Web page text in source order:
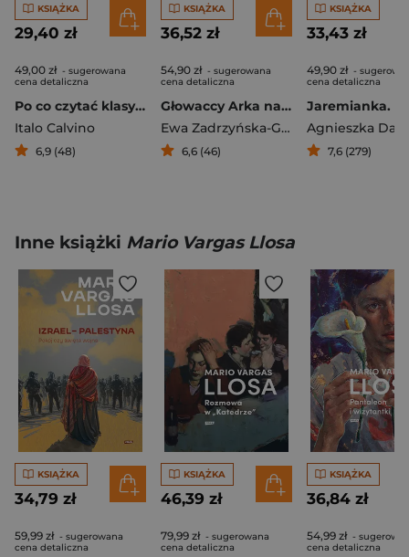
KSIĄŻKA
29,40 zł
49,00 zł - sugerowana
cena detaliczna
Po co czytać klasyków
Italo Calvino
6,9 (48)
KSIĄŻKA
36,52 zł
54,90 zł - sugerowana
cena detaliczna
Głowaccy Arka na Manhattanie
Ewa Zadrzyńska-Głowacka
6,6 (46)
KSIĄŻKA
33,43 zł
49,90 zł -
cena detaliczna
Agnieszka
7,6 (279)
Inne książki Mario Vargas Llosa
KSIĄŻKA
34,79 zł
59,99 zł - sugerowana
cena detaliczna
KSIĄŻKA
46,39 zł
79,99 zł - sugerowana
cena detaliczna
KSIĄŻKA
36,84 zł
54,99 zł -
cena detaliczna